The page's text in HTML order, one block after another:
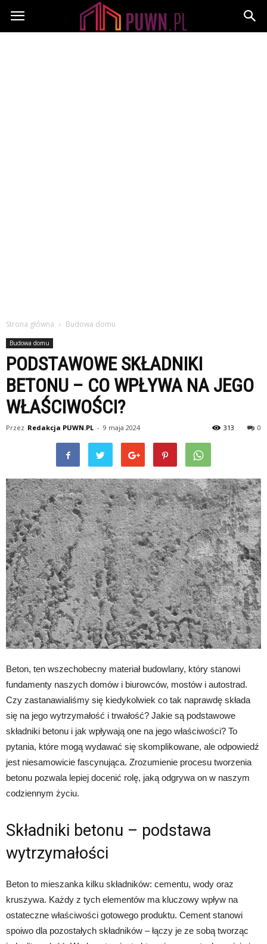
PUWN.pl
Strona główna Budowa domu
Budowa domu
PODSTAWOWE SKŁADNIKI
BETONU – CO WPŁYWA NA JEGO
WŁAŚCIWOŚCI?
Przez Redakcja PUWN.PL - 9 maja 2024 0
313
Beton, ten wszechobecny materiał budowlany, który stanowi
fundamenty naszych domów i biurowców, mostów i autostrad.
Czy zastanawialiśmy się kiedykolwiek co tak naprawdę składa
się na jego wytrzymałość i trwałość? Jakie są podstawowe
składniki betonu i jak wpływają one na jego właściwości? To
pytania, które mogą wydawać się skomplikowane, ale odpowiedź
jest niesamowicie fascynująca. Zrozumienie procesu tworzenia
betonu pozwala lepiej docenić rolę, jaką odgrywa on w naszym
codziennym życiu.
Składniki betonu – podstawa
wytrzymałości
Beton to mieszanka kilku składników: cementu, wody oraz
kruszywa. Każdy z tych elementów ma kluczowy wpływ na
ostateczne właściwości gotowego produktu. Cement stanowi
spoiwo dla pozostałych składników – łączy je ze sobą tworząc